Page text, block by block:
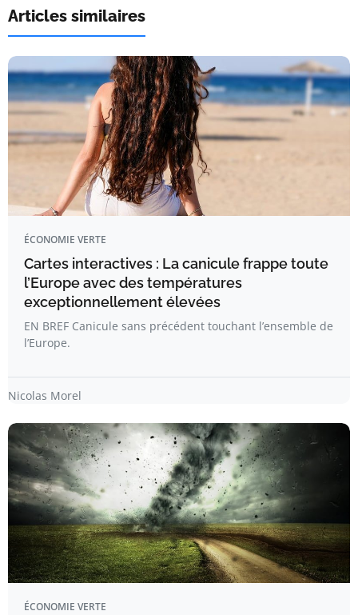
Articles similaires
ÉCONOMIE VERTE
Cartes interactives : La canicule frappe toute
l’Europe avec des températures
exceptionnellement élevées
EN BREF Canicule sans précédent touchant l’ensemble de
l’Europe.
Nicolas Morel
ÉCONOMIE VERTE